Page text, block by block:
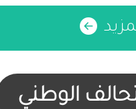
الوطني